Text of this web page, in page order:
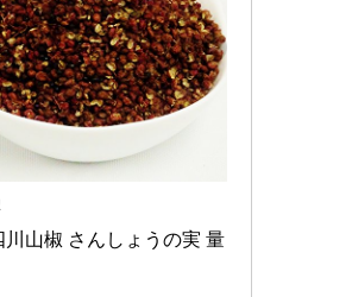
川山椒 さんしょうの実 量